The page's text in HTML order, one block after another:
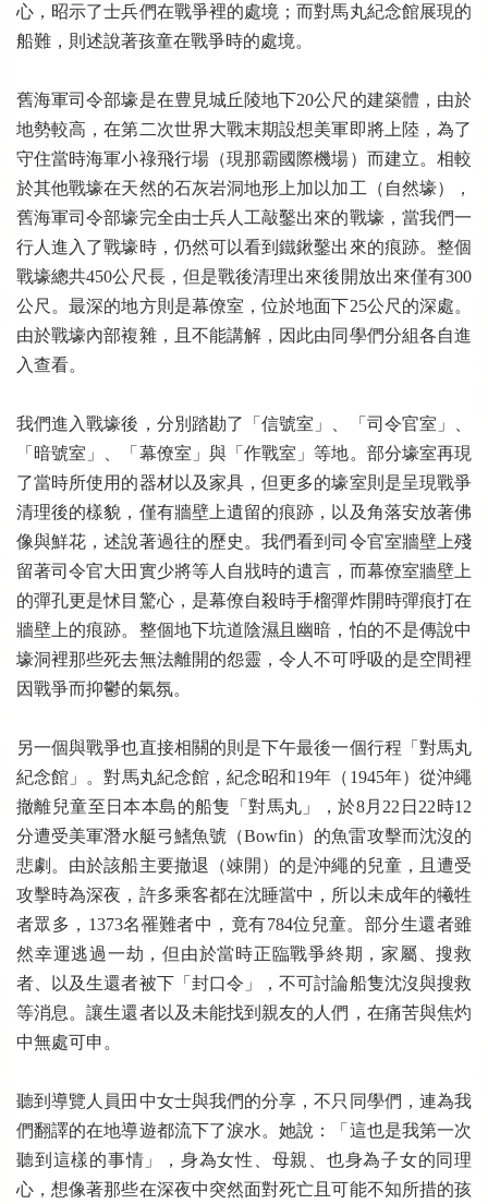
心，昭示了士兵們在戰爭裡的處境；而對馬丸紀念館展現的
船難，則述說著孩童在戰爭時的處境。
舊海軍司令部壕是在豊見城丘陵地下20公尺的建築體，由於
地勢較高，在第二次世界大戰末期設想美軍即將上陸，為了
守住當時海軍小祿飛行場（現那霸國際機場）而建立。相較
於其他戰壕在天然的石灰岩洞地形上加以加工（自然壕），
舊海軍司令部壕完全由士兵人工敲鑿出來的戰壕，當我們一
行人進入了戰壕時，仍然可以看到鐵鍬鑿出來的痕跡。整個
戰壕總共450公尺長，但是戰後清理出來後開放出來僅有300
公尺。最深的地方則是幕僚室，位於地面下25公尺的深處。
由於戰壕內部複雜，且不能講解，因此由同學們分組各自進
入查看。
我們進入戰壕後，分別踏勘了「信號室」、「司令官室」、
「暗號室」、「幕僚室」與「作戰室」等地。部分壕室再現
了當時所使用的器材以及家具，但更多的壕室則是呈現戰爭
清理後的樣貌，僅有牆壁上遺留的痕跡，以及角落安放著佛
像與鮮花，述說著過往的歷史。我們看到司令官室牆壁上殘
留著司令官大田實少將等人自戕時的遺言，而幕僚室牆壁上
的彈孔更是怵目驚心，是幕僚自殺時手榴彈炸開時彈痕打在
牆壁上的痕跡。整個地下坑道陰濕且幽暗，怕的不是傳說中
壕洞裡那些死去無法離開的怨靈，令人不可呼吸的是空間裡
因戰爭而抑鬱的氣氛。
另一個與戰爭也直接相關的則是下午最後一個行程「對馬丸
紀念館」。對馬丸紀念館，紀念昭和19年（1945年）從沖繩
撤離兒童至日本本島的船隻「對馬丸」，於8月22日22時12
分遭受美軍潛水艇弓鰭魚號（Bowfin）的魚雷攻擊而沈沒的
悲劇。由於該船主要撤退（竦開）的是沖繩的兒童，且遭受
攻擊時為深夜，許多乘客都在沈睡當中，所以未成年的犧牲
者眾多，1373名罹難者中，竟有784位兒童。部分生還者雖
然幸運逃過一劫，但由於當時正臨戰爭終期，家屬、搜救
者、以及生還者被下「封口令」，不可討論船隻沈沒與搜救
等消息。讓生還者以及未能找到親友的人們，在痛苦與焦灼
中無處可申。
聽到導覽人員田中女士與我們的分享，不只同學們，連為我
們翻譯的在地導遊都流下了淚水。她說：「這也是我第一次
聽到這樣的事情」，身為女性、母親、也身為子女的同理
心，想像著那些在深夜中突然面對死亡且可能不知所措的孩